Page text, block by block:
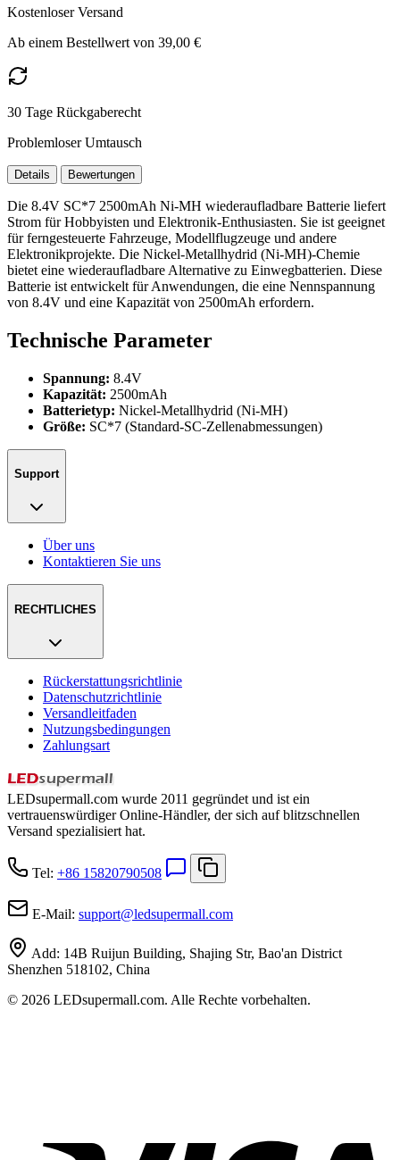
Kostenloser Versand
Ab einem Bestellwert von 39,00 €
30 Tage Rückgaberecht
Problemloser Umtausch
Details Bewertungen
Die 8.4V SC*7 2500mAh Ni-MH wiederaufladbare Batterie liefert
Strom für Hobbyisten und Elektronik-Enthusiasten. Sie ist geeignet
für ferngesteuerte Fahrzeuge, Modellflugzeuge und andere
Elektronikprojekte. Die Nickel-Metallhydrid (Ni-MH)-Chemie
bietet eine wiederaufladbare Alternative zu Einwegbatterien. Diese
Batterie ist entwickelt für Anwendungen, die eine Nennspannung
von 8.4V und eine Kapazität von 2500mAh erfordern.
Technische Parameter
Spannung: 8.4V
Kapazität: 2500mAh
Batterietyp: Nickel-Metallhydrid (Ni-MH)
Größe: SC*7 (Standard-SC-Zellenabmessungen)
Support
Über uns
Kontaktieren Sie uns
RECHTLICHES
Rückerstattungsrichtlinie
Datenschutzrichtlinie
Versandleitfaden
Nutzungsbedingungen
Zahlungsart
LEDsupermall.com wurde 2011 gegründet und ist ein
vertrauenswürdiger Online-Händler, der sich auf blitzschnellen
Versand spezialisiert hat.
Tel: +86 15820790508
E-Mail: support@ledsupermall.com
Add: 14B Ruijun Building, Shajing Str, Bao'an District
Shenzhen 518102, China
© 2026 LEDsupermall.com. Alle Rechte vorbehalten.